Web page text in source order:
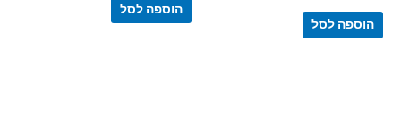
הוספה לסל
הוספה לסל